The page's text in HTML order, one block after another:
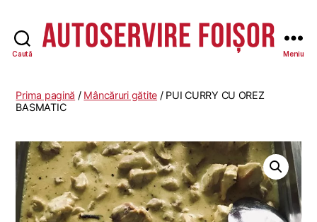
Caută Meniu
Prima pagină / Mâncăruri gătite / PUI CURRY CU OREZ
BASMATIC